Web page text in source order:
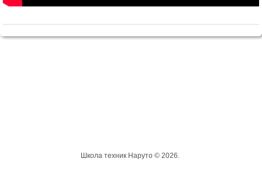
Школа техник Наруто © 2026.